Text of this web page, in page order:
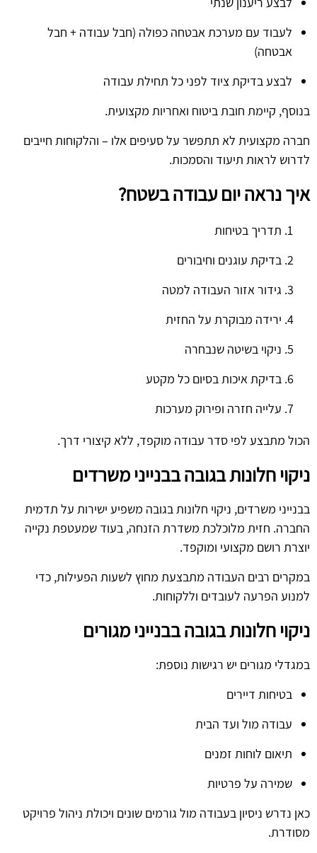
לעבוד עם מערכת אבטחה כפולה (חבל עבודה + חבל
אבטחה)
לבצע בדיקת ציוד לפני כל תחילת עבודה
בנוסף, קיימת חובת ביטוח ואחריות מקצועית.
חברה מקצועית לא תתפשר על סעיפים אלו – והלקוחות חייבים
לדרוש לראות תיעוד והסמכות.
איך נראה יום עבודה בשטח?
תדריך בטיחות
בדיקת עוגנים וחיבורים
גידור אזור העבודה למטה
ירידה מבוקרת על החזית
ניקוי בשיטה שנבחרה
בדיקת איכות בסיום כל מקטע
עלייה חזרה ופירוק מערכות
הכול מתבצע לפי סדר עבודה מוקפד, ללא קיצורי דרך.
ניקוי חלונות בגובה בבנייני משרדים
בבנייני משרדים, ניקוי חלונות בגובה משפיע ישירות על תדמית
החברה. חזית מלוכלכת משדרת הזנחה, בעוד שמעטפת נקייה
יוצרת רושם מקצועי ומוקפד.
במקרים רבים העבודה מתבצעת מחוץ לשעות הפעילות, כדי
למנוע הפרעה לעובדים וללקוחות.
ניקוי חלונות בגובה בבנייני מגורים
במגדלי מגורים יש רגישות נוספת:
בטיחות דיירים
עבודה מול ועד הבית
תיאום לוחות זמנים
שמירה על פרטיות
כאן נדרש ניסיון בעבודה מול גורמים שונים ויכולת ניהול פרויקט
מסודרת.